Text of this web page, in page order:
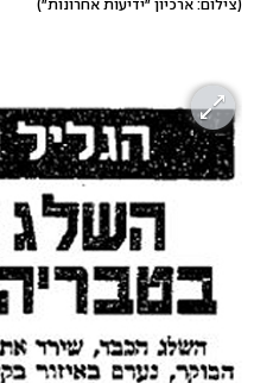
(צילום: ארכיון "ידיעות אחרונות")